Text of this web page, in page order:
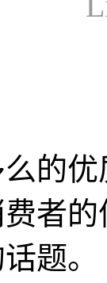
的
者
题。